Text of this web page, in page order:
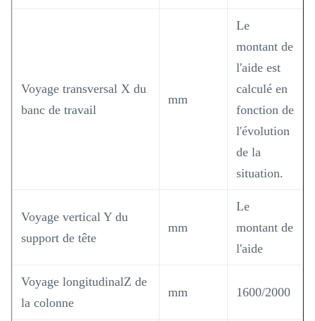
Voyage transversal X du
banc de travail
mm
Le
montant de
l'aide est
calculé en
fonction de
l'évolution
de la
situation.
Voyage vertical Y du
support de tête
mm
Le
montant de
l'aide
Voyage longitudinalZ de
la colonne
mm 1600/2000